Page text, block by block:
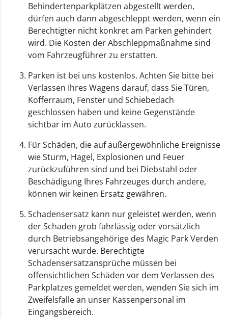
Behindertenparkplätzen abgestellt werden,
dürfen auch dann abgeschleppt werden, wenn ein
Berechtigter nicht konkret am Parken gehindert
wird. Die Kosten der Abschleppmaßnahme sind
vom Fahrzeugführer zu erstatten.
Parken ist bei uns kostenlos. Achten Sie bitte bei
Verlassen Ihres Wagens darauf, dass Sie Türen,
Kofferraum, Fenster und Schiebedach
geschlossen haben und keine Gegenstände
sichtbar im Auto zurücklassen.
Für Schäden, die auf außergewöhnliche Ereignisse
wie Sturm, Hagel, Explosionen und Feuer
zurückzuführen sind und bei Diebstahl oder
Beschädigung Ihres Fahrzeuges durch andere,
können wir keinen Ersatz gewähren.
Schadensersatz kann nur geleistet werden, wenn
der Schaden grob fahrlässig oder vorsätzlich
durch Betriebsangehörige des Magic Park Verden
verursacht wurde. Berechtigte
Schadensersatzansprüche müssen bei
offensichtlichen Schäden vor dem Verlassen des
Parkplatzes gemeldet werden, wenden Sie sich im
Zweifelsfalle an unser Kassenpersonal im
Eingangsbereich.